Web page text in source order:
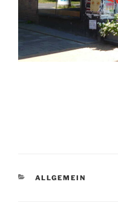
KATEGORIEN
ALLGEMEIN